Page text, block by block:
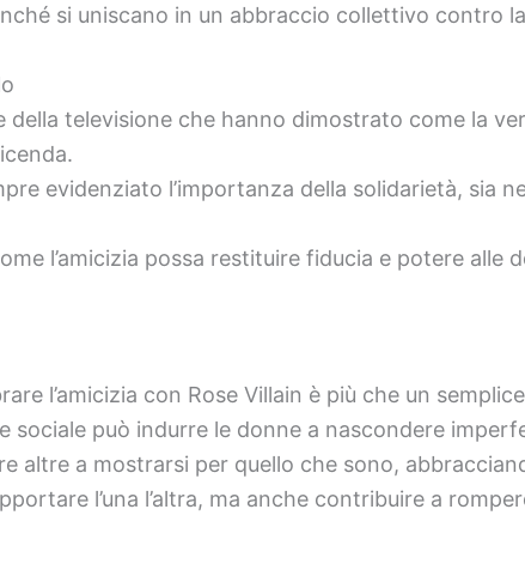
si uniscano in un abbraccio collettivo contro
della televisione che hanno dimostrato come la
evidenziato l’importanza della solidarietà, sia
l’amicizia possa restituire fiducia e potere alle
l’amicizia con Rose Villain è più che un
sociale può indurre le donne a nascondere
altre a mostrarsi per quello che sono,
l’una l’altra, ma anche contribuire a